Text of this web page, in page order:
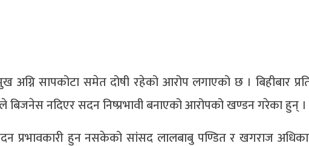
अग्नि सापकोटा समेत दोषी रहेको आरोप लगाएको छ । बिहीबार
नदिएर सदन निष्प्रभावी बनाएको आरोपको खण्डन गरेका हुन् ।
हुन नसकेको सांसद लालबाबु पण्डित र खगराज